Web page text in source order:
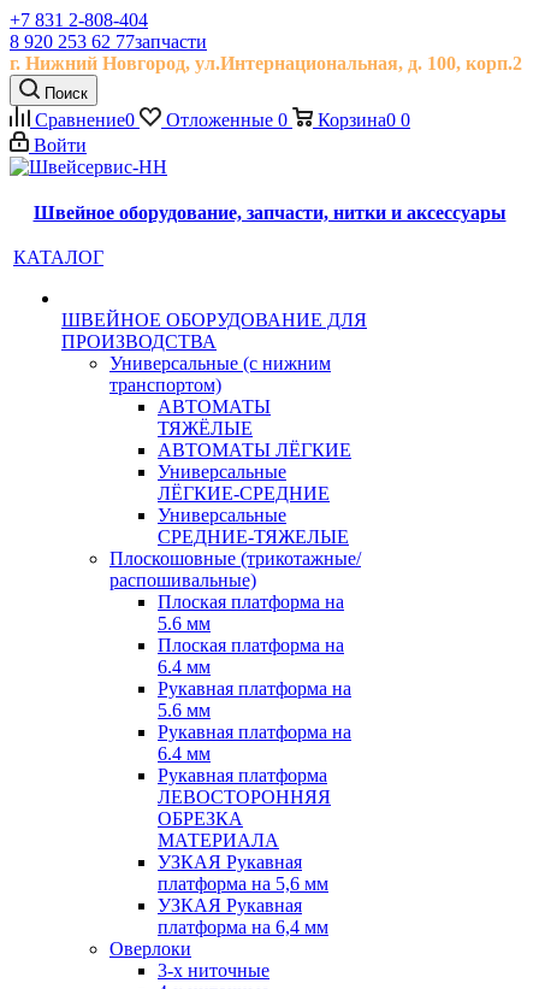
+7 831 2-808-404
8 920 253 62 77запчасти
г. Нижний Новгород, ул.Интернациональная, д. 100, корп.2
Поиск
Сравнение0 Отложенные 0 Корзина0 0
Войти
Швейное оборудование, запчасти, нитки и аксессуары
КАТАЛОГ
ШВЕЙНОЕ ОБОРУДОВАНИЕ ДЛЯ
ПРОИЗВОДСТВА
Универсальные (с нижним
транспортом)
АВТОМАТЫ
ТЯЖЁЛЫЕ
АВТОМАТЫ ЛЁГКИЕ
Универсальные
ЛЁГКИЕ-СРЕДНИЕ
Универсальные
СРЕДНИЕ-ТЯЖЕЛЫЕ
Плоскошовные (трикотажные/
распошивальные)
Плоская платформа на
5.6 мм
Плоская платформа на
6.4 мм
Рукавная платформа на
5.6 мм
Рукавная платформа на
6.4 мм
Рукавная платформа
ЛЕВОСТОРОННЯЯ
ОБРЕЗКА
МАТЕРИАЛА
УЗКАЯ Рукавная
платформа на 5,6 мм
УЗКАЯ Рукавная
платформа на 6,4 мм
Оверлоки
3-х ниточные